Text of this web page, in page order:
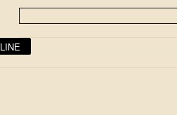
LINE